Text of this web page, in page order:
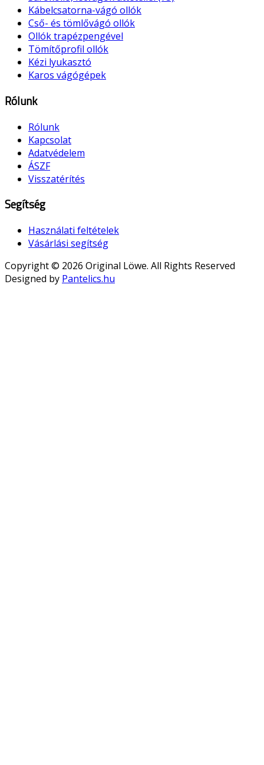
Kábelcsatorna-vágó ollók
Cső- és tömlővágó ollók
Ollók trapézpengével
Tömítőprofil ollók
Kézi lyukasztó
Karos vágógépek
Rólunk
Rólunk
Kapcsolat
Adatvédelem
ÁSZF
Visszatérítés
Segítség
Használati feltételek
Vásárlási segítség
Copyright © 2026 Original Löwe. All Rights Reserved
Designed by Pantelics.hu